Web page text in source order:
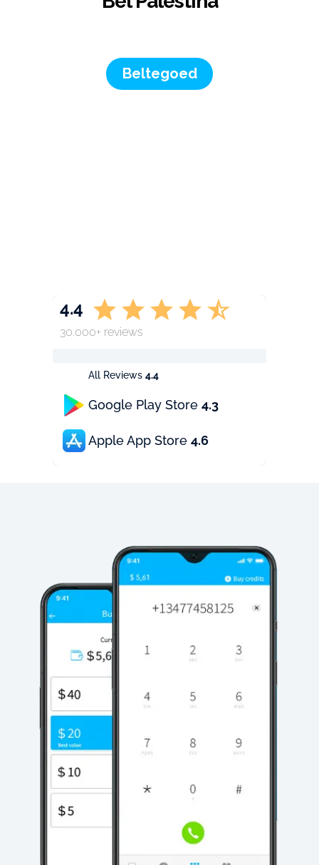
Beltegoed
All Reviews 4.4
Google Play Store 4.3
Apple App Store 4.6
4.4
30.000+ reviews